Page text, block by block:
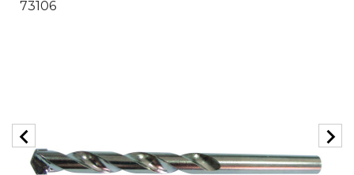
73106
chevron_left chevron_right